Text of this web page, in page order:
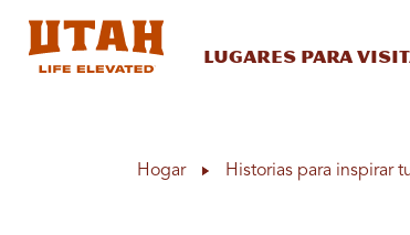
Lugares para
Hogar Historias para inspirar